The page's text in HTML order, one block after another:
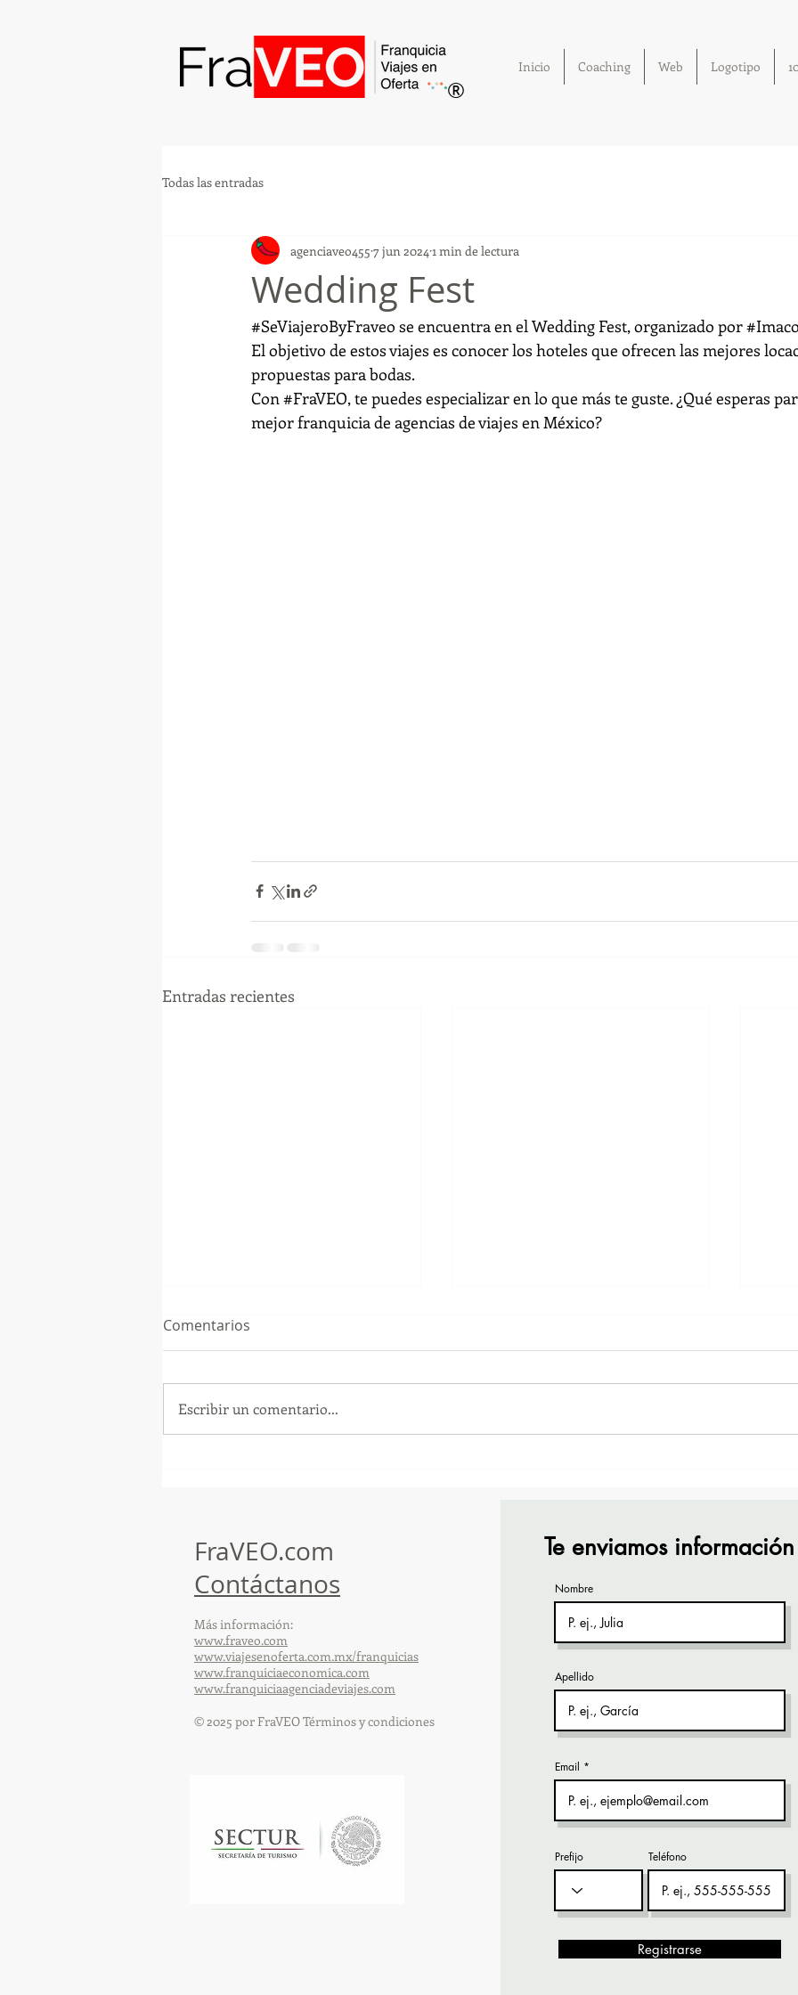
®
Inicio Coaching Web Logotipo
Todas las entradas
Wedding Fest
agenciaveo455 7 jun 2024 1 min de lectura
#SeViajeroByFraveo se encuentra en el Wedding Fest, organizado por
El objetivo de estos viajes es conocer los hoteles que ofrecen las mejores
propuestas para bodas.
Con #FraVEO, te puedes especializar en lo que más te guste. ¿Qué esperas
mejor franquicia de agencias de viajes en México?
Entradas recientes
Comentarios
Escribir un comentario...
FraVEO.com
Contáctanos
Más información:
www.fraveo.com
www.viajesenoferta.com.mx/franquicias
www.franquiciaeconomica.com
www.franquiciaagenciadeviajes.com
© 2025 por FraVEO Términos y condiciones
Te enviamos información
Nombre
Apellido
Email
Prefijo Teléfono
Registrarse